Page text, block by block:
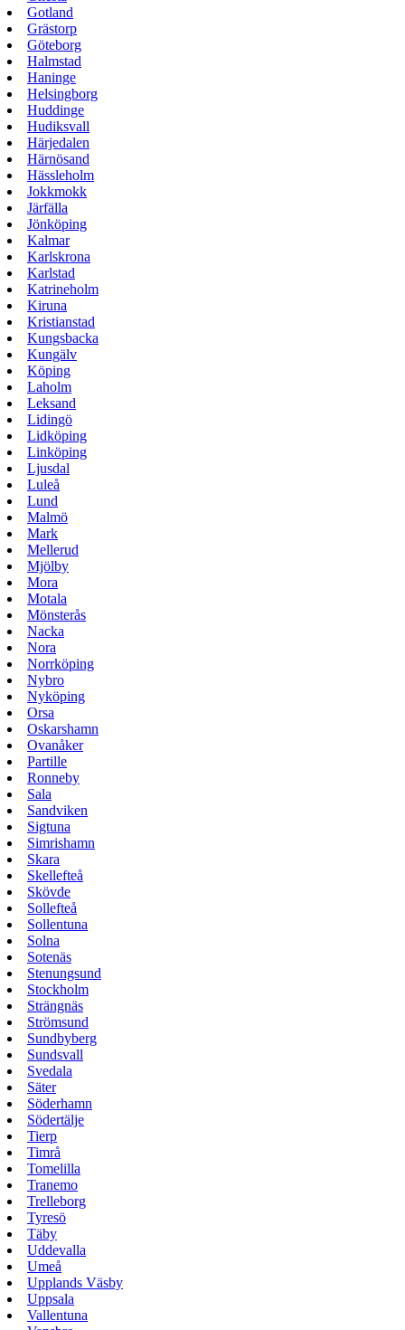
Gotland
Grästorp
Göteborg
Halmstad
Haninge
Helsingborg
Huddinge
Hudiksvall
Härjedalen
Härnösand
Hässleholm
Jokkmokk
Järfälla
Jönköping
Kalmar
Karlskrona
Karlstad
Katrineholm
Kiruna
Kristianstad
Kungsbacka
Kungälv
Köping
Laholm
Leksand
Lidingö
Lidköping
Linköping
Ljusdal
Luleå
Lund
Malmö
Mark
Mellerud
Mjölby
Mora
Motala
Mönsterås
Nacka
Nora
Norrköping
Nybro
Nyköping
Orsa
Oskarshamn
Ovanåker
Partille
Ronneby
Sala
Sandviken
Sigtuna
Simrishamn
Skara
Skellefteå
Skövde
Sollefteå
Sollentuna
Solna
Sotenäs
Stenungsund
Stockholm
Strängnäs
Strömsund
Sundbyberg
Sundsvall
Svedala
Säter
Söderhamn
Södertälje
Tierp
Timrå
Tomelilla
Tranemo
Trelleborg
Tyresö
Täby
Uddevalla
Umeå
Upplands Väsby
Uppsala
Vallentuna